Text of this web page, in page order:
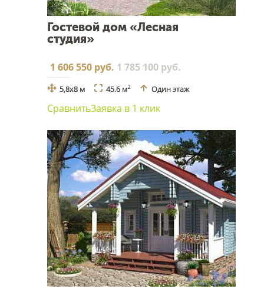
Гостевой дом «Лесная
студия»
1 606 550 руб. 1 785 100 руб.
5,8x8 м 45.6 м2 Один этаж
СравнитьЗаявка в 1 клик